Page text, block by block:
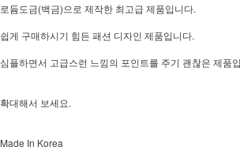
로듐도금(백금)으로 제작한 최고급 제품입니다.
쉽게 구매하시기 힘든 패션 디자인 제품입니다.
심플하면서 고급스런 느낌의 포인트를 주기 괜찮은 제품
확대해서 보세요.
Made In Korea